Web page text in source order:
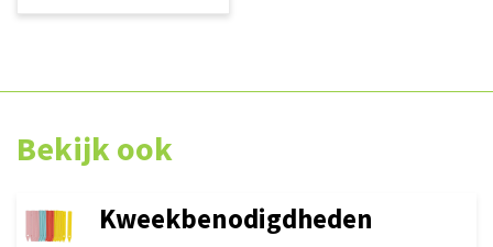
Bekijk ook
Kweekbenodigdheden